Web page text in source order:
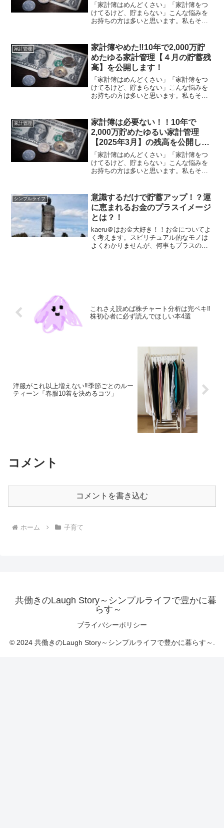
「家計簿はめんどくさい」「家計簿をつ
けてるけど、貯まらない」こんな悩みを
お持ちの方は多いと思います。私もそう
前、月に１回残高を管理する『残高管理
法』に変えたことで貯蓄...
家計管理
家計簿やめた‼10年で2,000万貯
めたゆる家計管理【４月の貯蓄残
高】を公開します！
「家計簿はめんどくさい」「家計簿をつ
けてるけど、貯まらない」こんな悩みを
お持ちの方は多いと思います。私もそう
前、月に１回残高を管理する『残高管理
法』に変えたことで貯蓄...
家計管理
家計簿は必要ない！！10年で
2,000万貯めたゆるい家計管理
【2025年3月】の残高を公開しま
す!
「家計簿はめんどくさい」「家計簿をつ
けてるけど、貯まらない」こんな悩みを
お持ちの方は多いと思います。私もそう
前、月に１回残高を管理する『残高管理
法』に変えたことで貯蓄...
シンプルライフ
意識するだけで貯蓄アップ！？運
に恵まれるお金のプラスイメージ
とは？！
kaeru＠はお金大好き！！お金についてよ
く考えます。スピリチュアル的なモノは
よくわかりませんが、何事もプラスのイ
これさえ読めば株チャート分析は完ペキ‼
株初心者に必ず読んでほしい本4選
洋服がこれ以上増えない‼季節ごとのルー
ティーン「春服10着を決めるコツ」
コメント
コメントを書き込む
ホーム 子育て
共働きのLaugh Story～シンプルライフで豊かに暮
らす～
プライバシーポリシー
© 2024 共働きのLaugh Story～シンプルライフで豊かに暮らす～.